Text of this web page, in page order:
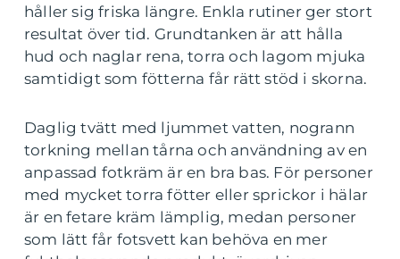
håller sig friska längre. Enkla rutiner ger stort
resultat över tid. Grundtanken är att hålla
hud och naglar rena, torra och lagom mjuka
samtidigt som fötterna får rätt stöd i skorna.
Daglig tvätt med ljummet vatten, nogrann
torkning mellan tårna och användning av en
anpassad fotkräm är en bra bas. För personer
med mycket torra fötter eller sprickor i hälar
är en fetare kräm lämplig, medan personer
som lätt får fotsvett kan behöva en mer